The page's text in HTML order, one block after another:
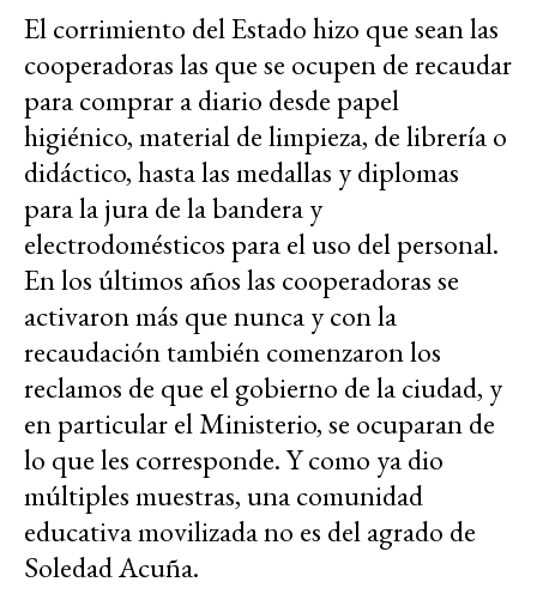
El corrimiento del Estado hizo que sean las
cooperadoras las que se ocupen de recaudar
para comprar a diario desde papel
higiénico, material de limpieza, de librería o
didáctico, hasta las medallas y diplomas
para la jura de la bandera y
electrodomésticos para el uso del personal.
En los últimos años las cooperadoras se
activaron más que nunca y con la
recaudación también comenzaron los
reclamos de que el gobierno de la ciudad, y
en particular el Ministerio, se ocuparan de
lo que les corresponde. Y como ya dio
múltiples muestras, una comunidad
educativa movilizada no es del agrado de
Soledad Acuña.